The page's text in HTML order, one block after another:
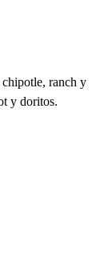
chipotle, ranch y
y doritos.